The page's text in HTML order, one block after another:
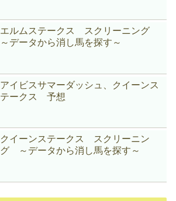
エルムステークス スクリーニング
～データから消し馬を探す～
アイビスサマーダッシュ、クイーンス
テークス 予想
クイーンステークス スクリーニン
グ ～データから消し馬を探す～